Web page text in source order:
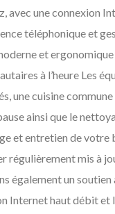
avec une connexion
téléphonique et
et
à l’heure Les
une cuisine
ainsi que le
et entretien de votre
régulièrement mis à
également un
Internet haut débit et